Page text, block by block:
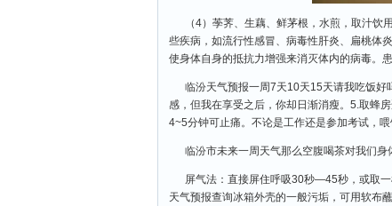
（4）荸荠、生藕、鲜茅根，水煎，取汁
些疾病，如流行性感冒、病毒性肝炎、扁桃体
使身体自身的抵抗力增强来消灭体内的病毒。
临汾天气预报一周7天10天15天请我吃饭
感，但我在享受之后，你却日渐消瘦。5.取蜂
4~5分钟可止痛。不论是工作还是参加考试，
临汾市未来一周天气那么空腹喝茶对我们身
屏气法：直接屏住呼吸30秒—45秒，或取
天气预报查询冰箱外壳的一般污垢，可用软布